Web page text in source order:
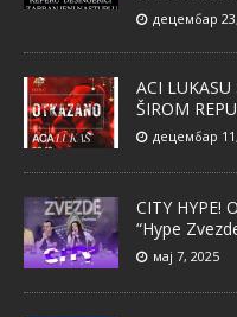
децембар
ACI LUKASU
ŠIROM
децембар
CITY HYPE!
“Hype
мај 7, 2025